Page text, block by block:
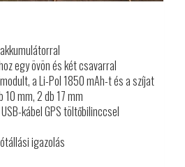
egy övön és két csavarral
a Li-Pol 1850 mAh-t és a szíjat
10 mm, 2 db 17 mm
kábel GPS töltőbilinccsel
igazolás